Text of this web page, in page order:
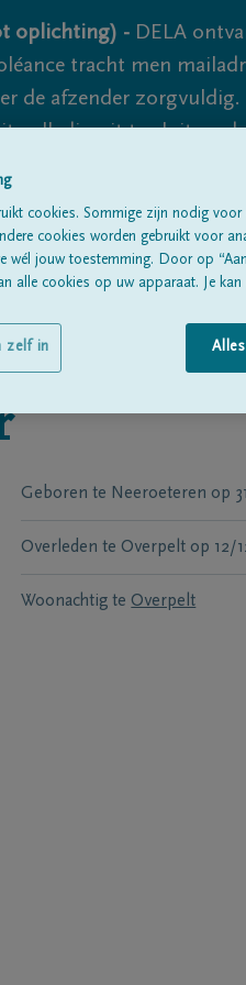
oplichting) - DELA
tracht men
de afzender
volledig uit te sluiten,
Geboren te Neeroeteren op
Overleden te Overpelt op 12/
Woonachtig te Overpelt
cookies. Sommige zijn nodig
cookies worden gebruikt voor
wél jouw toestemming. Door op
alle cookies op uw apparaat. Je kan
zelf in